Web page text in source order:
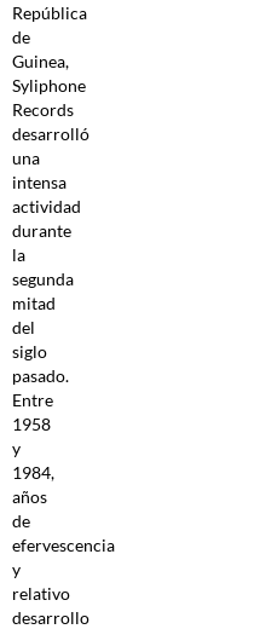
República
de
Guinea,
Syliphone
Records
desarrolló
una
intensa
actividad
durante
la
segunda
mitad
del
siglo
pasado.
Entre
1958
y
1984,
años
de
efervescencia
y
relativo
desarrollo